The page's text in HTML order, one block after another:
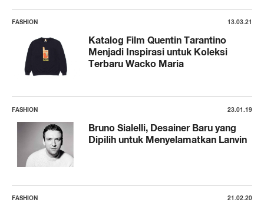
FASHION 13.03.21
Katalog Film Quentin Tarantino
Menjadi Inspirasi untuk Koleksi
Terbaru Wacko Maria
FASHION 23.01.19
Bruno Sialelli, Desainer Baru yang
Dipilih untuk Menyelamatkan Lanvin
FASHION 21.02.20